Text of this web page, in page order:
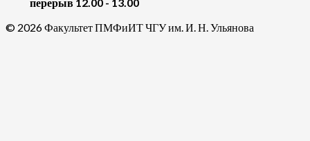
© 2026 Факультет ПМФиИТ ЧГУ им. И. Н. Ульянова